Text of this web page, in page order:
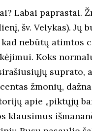
Labai paprastai.
šv. Velykas). Jų
nebūtų atimtos
Koks
suprato,
žmonių,
apie „piktųjų
klausimus